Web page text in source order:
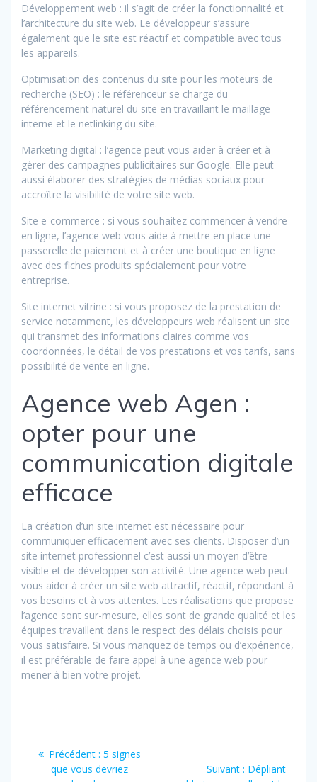
Développement web : il s’agit de créer la fonctionnalité et
l’architecture du site web. Le développeur s’assure
également que le site est réactif et compatible avec tous
les appareils.
Optimisation des contenus du site pour les moteurs de
recherche (SEO) : le référenceur se charge du
référencement naturel du site en travaillant le maillage
interne et le netlinking du site.
Marketing digital : l’agence peut vous aider à créer et à
gérer des campagnes publicitaires sur Google. Elle peut
aussi élaborer des stratégies de médias sociaux pour
accroître la visibilité de votre site web.
Site e-commerce : si vous souhaitez commencer à vendre
en ligne, l’agence web vous aide à mettre en place une
passerelle de paiement et à créer une boutique en ligne
avec des fiches produits spécialement pour votre
entreprise.
Site internet vitrine : si vous proposez de la prestation de
service notamment, les développeurs web réalisent un site
qui transmet des informations claires comme vos
coordonnées, le détail de vos prestations et vos tarifs, sans
possibilité de vente en ligne.
Agence web Agen :
opter pour une
communication digitale
efficace
La création d’un site internet est nécessaire pour
communiquer efficacement avec ses clients. Disposer d’un
site internet professionnel c’est aussi un moyen d’être
visible et de développer son activité. Une agence web peut
vous aider à créer un site web attractif, réactif, répondant à
vos besoins et à vos attentes. Les réalisations que propose
l’agence sont sur-mesure, elles sont de grande qualité et les
équipes travaillent dans le respect des délais choisis pour
vous satisfaire. Si vous manquez de temps ou d’expérience,
il est préférable de faire appel à une agence web pour
mener à bien votre projet.
Navigation
Précédent : Article
précédent
5 signes
que vous devriez
Suivant : Article
Dépliant